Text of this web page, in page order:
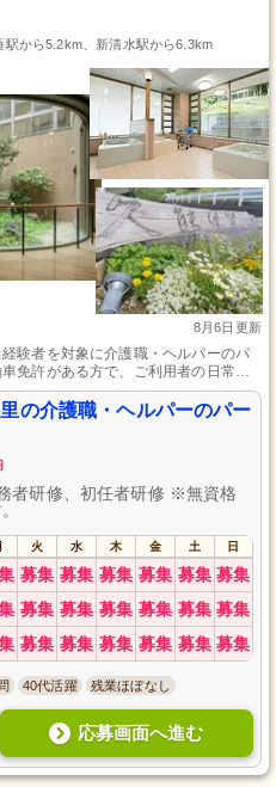
から5.2km、新清水駅から6.3km
8月6日更新
験者を対象に介護職・ヘルパーのパ
免許がある方で、ご利用者の日常生
提供したい方をお待ちしています。
、ライフスタイルに合わせた柔軟な
の介護職・ヘルパーのパー
者研修、初任者研修 ※無資格
火 水 木 金 土 日
募集 募集 募集 募集 募集 募集
募集 募集 募集 募集 募集 募集
募集 募集 募集 募集 募集 募集
40代活躍 残業ほぼなし
応募画面へ進む